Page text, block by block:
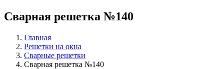
Сварная решетка №140
Главная
Решетки на окна
Сварные решетки
Сварная решетка №140